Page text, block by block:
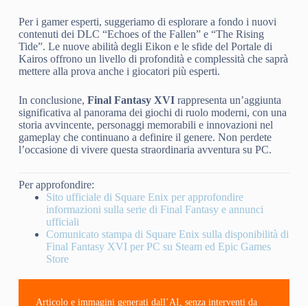
Per i gamer esperti, suggeriamo di esplorare a fondo i nuovi
contenuti dei DLC “Echoes of the Fallen” e “The Rising
Tide”. Le nuove abilità degli Eikon e le sfide del Portale di
Kairos offrono un livello di profondità e complessità che saprà
mettere alla prova anche i giocatori più esperti.
In conclusione, Final Fantasy XVIrappresenta un’aggiunta
significativa al panorama dei giochi di ruolo moderni, con una
storia avvincente, personaggi memorabili e innovazioni nel
gameplay che continuano a definire il genere. Non perdete
l’occasione di vivere questa straordinaria avventura su PC.
Per approfondire:
Sito ufficiale di Square Enix per approfondire
informazioni sulla serie di Final Fantasy e annunci
ufficiali
Comunicato stampa di Square Enix sulla disponibilità di
Final Fantasy XVI per PC su Steam ed Epic Games
Store
Articolo e immagini generati dall’AI, senza interventi da